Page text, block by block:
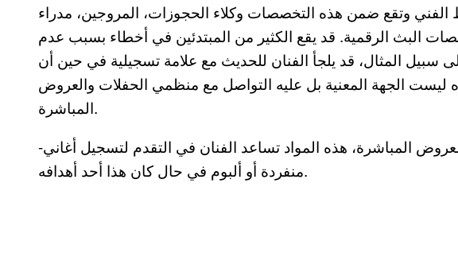
الفني وتقع ضمن هذه التخصصات وكلاء الحجوزات، المروجين، مدراء
البث الرقمية. قد يقع الكثير من المبتدئين في أخطاء بسبب عدم
سبيل المثال، قد يلجأ الفنان للحديث مع علامة تسجيلية في حين أن
الجهة المعنية بل عليه التواصل مع منظمي الحفلات والعروض
المباشرة.
-من المهم جمع مواد موسيقية من العروض المباشرة، هذه المواد تساعد الفنان في التقدم لتسجيل أغاني
منفردة أو ألبوم في حال كان هذا أحد أهدافه.